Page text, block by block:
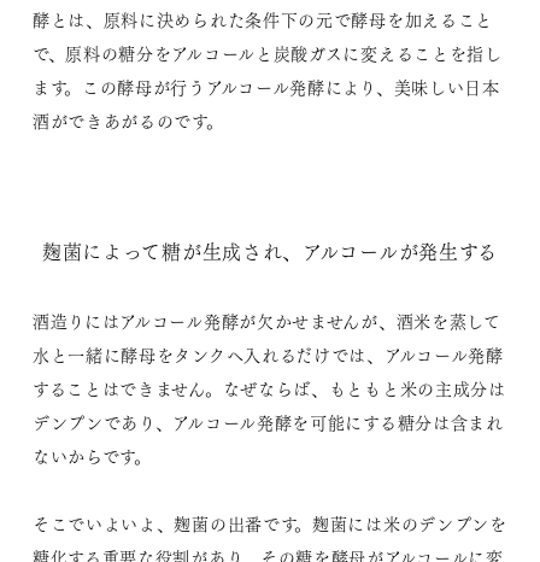
酵とは、原料に決められた条件下の元で酵母を加えること
で、原料の糖分をアルコールと炭酸ガスに変えることを指し
ます。この酵母が行うアルコール発酵により、美味しい日本
酒ができあがるのです。
麹菌によって糖が生成され、アルコールが発生する
酒造りにはアルコール発酵が欠かせませんが、酒米を蒸して
水と一緒に酵母をタンクへ入れるだけでは、アルコール発酵
することはできません。なぜならば、もともと米の主成分は
デンプンであり、アルコール発酵を可能にする糖分は含まれ
ないからです。
そこでいよいよ、麹菌の出番です。麹菌には米のデンプンを